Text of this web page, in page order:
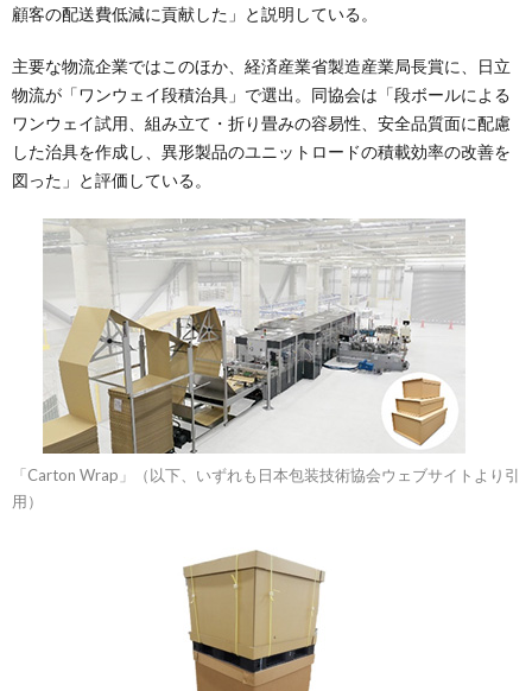
顧客の配送費低減に貢献した」と説明している。
主要な物流企業ではこのほか、経済産業省製造産業局長賞に、日立
物流が「ワンウェイ段積治具」で選出。同協会は「段ボールによる
ワンウェイ試用、組み立て・折り畳みの容易性、安全品質面に配慮
した治具を作成し、異形製品のユニットロードの積載効率の改善を
図った」と評価している。
「Carton Wrap」（以下、いずれも日本包装技術協会ウェブサイトより引
用）